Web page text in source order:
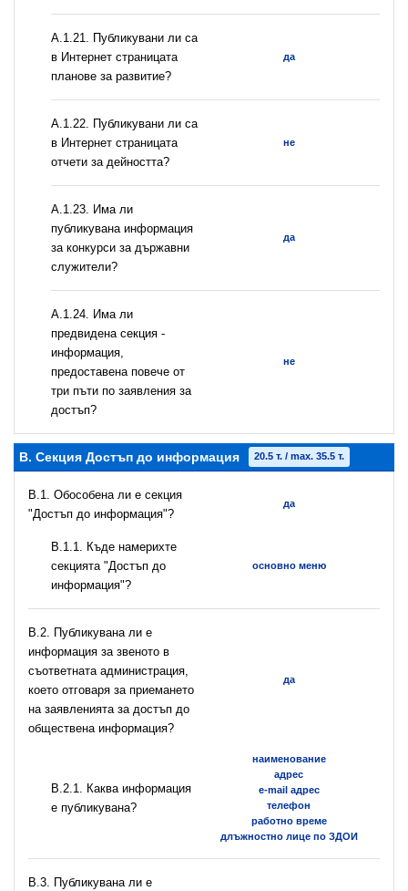
А.1.21. Публикувани ли са
в Интернет страницата
планове за развитие?
да
А.1.22. Публикувани ли са
в Интернет страницата
отчети за дейността?
не
А.1.23. Има ли
публикувана информация
за конкурси за държавни
служители?
да
А.1.24. Има ли
предвидена секция -
информация,
предоставена повече от
три пъти по заявления за
достъп?
не
B. Секция Достъп до информация 20.5 т. / max. 35.5 т.
В.1. Обособена ли е секция
"Достъп до информация"?
да
В.1.1. Къде намерихте
секцията "Достъп до
информация"?
основно меню
В.2. Публикувана ли е
информация за звеното в
съответната администрация,
което отговаря за приемането
на заявленията за достъп до
обществена информация?
да
B.2.1. Каква информация
е публикувана?
наименование
адрес
e-mail адрес
телефон
работно време
длъжностно лице по ЗДОИ
В.3. Публикувана ли е